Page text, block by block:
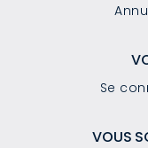
Se
VOUS